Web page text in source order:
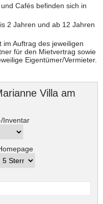
Cafés befinden sich in
2 Jahren und ab 12 Jahren
Auftrag des jeweiligen
für den Mietvertrag sowie
Eigentümer/Vermieter.
Villa am
Inventar